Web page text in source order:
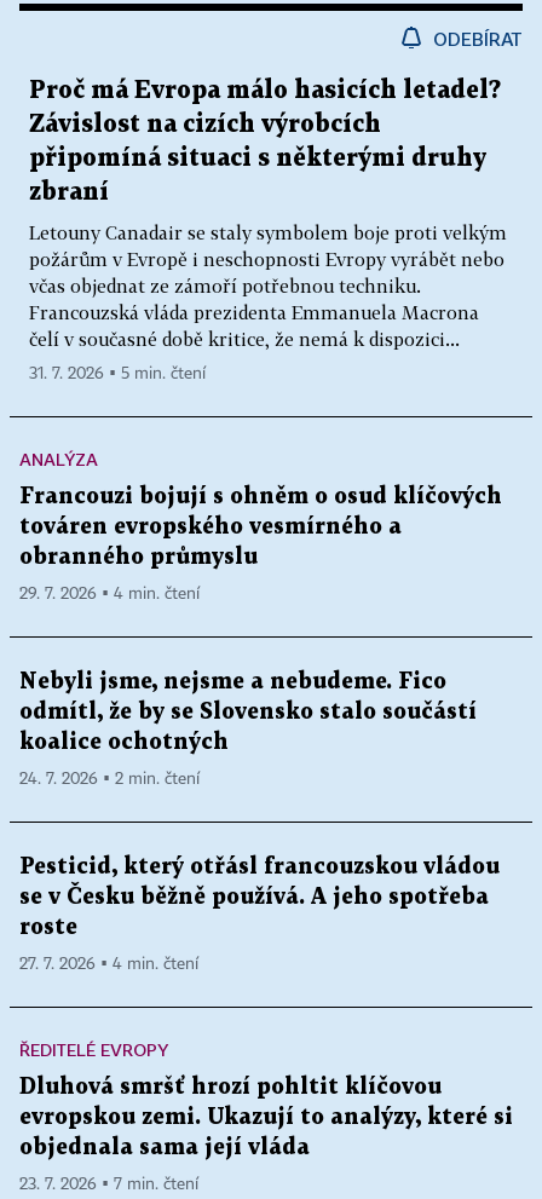
ODEBÍRAT
Proč má Evropa málo hasicích letadel?
Závislost na cizích výrobcích
připomíná situaci s některými druhy
zbraní
Letouny Canadair se staly symbolem boje proti velkým
požárům v Evropě i neschopnosti Evropy vyrábět nebo
včas objednat ze zámoří potřebnou techniku.
Francouzská vláda prezidenta Emmanuela Macrona
čelí v současné době kritice, že nemá k dispozici...
31. 7. 2026 ▪ 5 min. čtení
ANALÝZA
Francouzi bojují s ohněm o osud klíčových
továren evropského vesmírného a
obranného průmyslu
29. 7. 2026 ▪ 4 min. čtení
Nebyli jsme, nejsme a nebudeme. Fico
odmítl, že by se Slovensko stalo součástí
koalice ochotných
24. 7. 2026 ▪ 2 min. čtení
Pesticid, který otřásl francouzskou vládou
se v Česku běžně používá. A jeho spotřeba
roste
27. 7. 2026 ▪ 4 min. čtení
ŘEDITELÉ EVROPY
Dluhová smršť hrozí pohltit klíčovou
evropskou zemi. Ukazují to analýzy, které si
objednala sama její vláda
23. 7. 2026 ▪ 7 min. čtení